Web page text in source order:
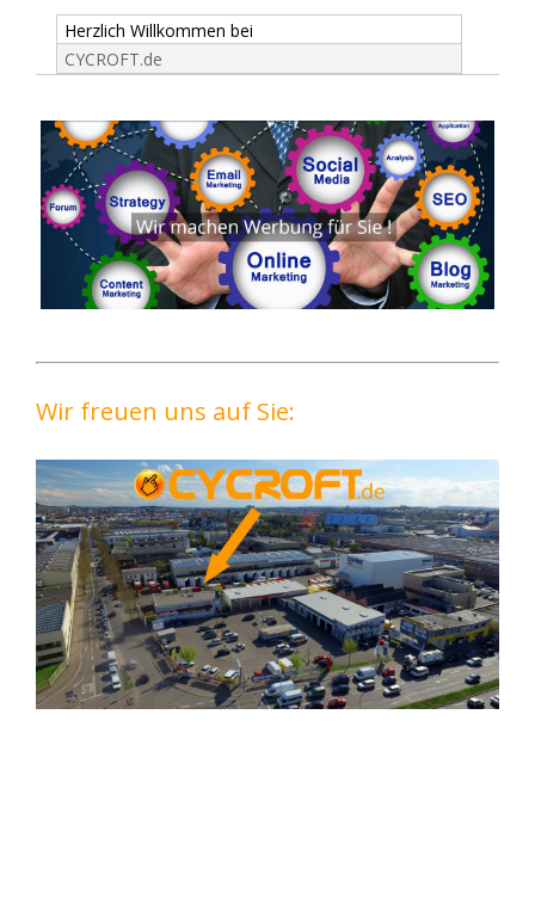
Herzlich Willkommen bei
CYCROFT.de
Wir freuen uns auf Sie: